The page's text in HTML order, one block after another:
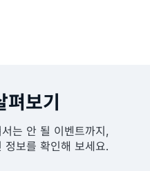
보기
는 안 될 이벤트까지,
보를 확인해 보세요.